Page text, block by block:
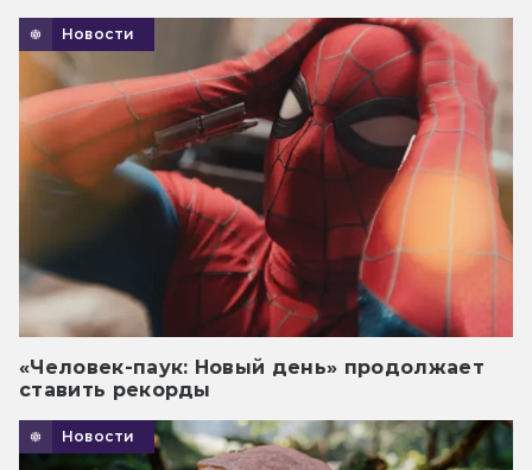
Новости
«Человек-паук: Новый день» продолжает
ставить рекорды
Новости